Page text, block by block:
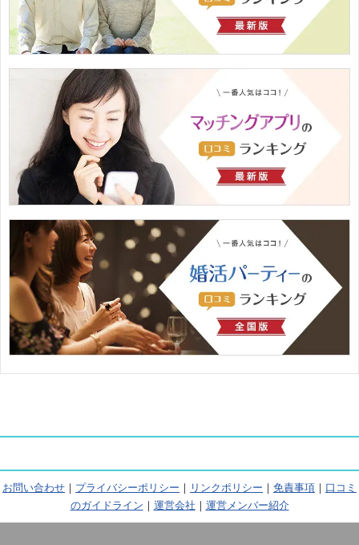
お問い合わせ ｜ プライバシーポリシー ｜ リンクポリシー ｜ 免責事項 ｜ 口コミ
のガイドライン ｜ 運営会社 ｜ 運営メンバー紹介